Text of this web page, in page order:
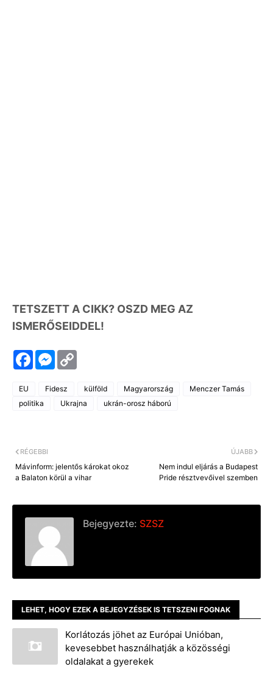
TETSZETT A CIKK? OSZD MEG AZ
ISMERŐSEIDDEL!
F
a
c
o
M
e
s
s
e
n i
EU Fidesz külföld Magyarország
Menczer Tamás
politika
Ukrajna ukrán-orosz háború
ÚJABB
Nem indul eljárás a Budapest
Pride résztvevőivel szemben
RÉGEBBI
Mávinform: jelentős károkat okoz
a Balaton körül a vihar
Bejegyezte: SZSZ
LEHET, HOGY EZEK A BEJEGYZÉSEK IS TETSZENI FOGNAK
Korlátozás jöhet az Európai Unióban,
kevesebbet használhatják a közösségi
oldalakat a gyerekek